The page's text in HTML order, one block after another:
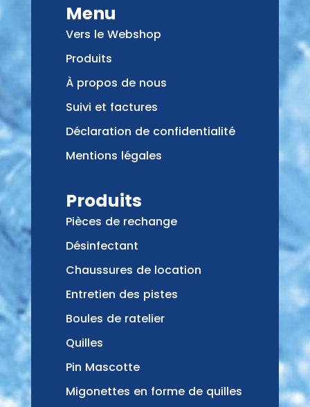
Menu
Vers le Webshop
Produits
À propos de nous
Suivi et factures
Déclaration de confidentialité
Mentions légales
Produits
Pièces de rechange
Désinfectant
Chaussures de location
Entretien des pistes
Boules de ratelier
Quilles
Pin Mascotte
Migonettes en forme de quilles